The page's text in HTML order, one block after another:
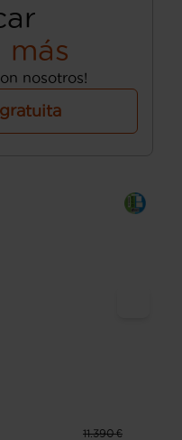
más
nosotros!
11.390 €